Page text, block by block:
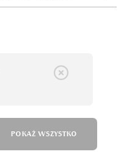
POKAŻ WSZYSTKO